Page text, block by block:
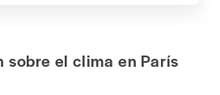
el clima en París